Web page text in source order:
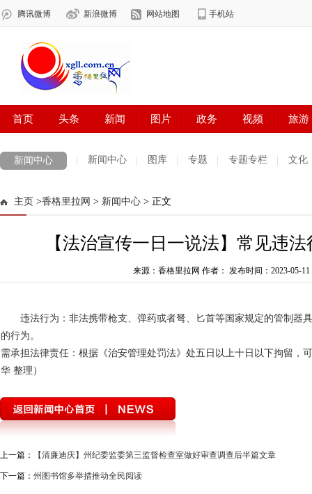
新闻中心 新闻中心 图库 专题 专题专栏 文化
法治迪庆
主页 >香格里拉网 > 新闻中心 > 正文
【法治宣传一日一说法】常见违
来源：香格里拉网 作者： 发布时间：2023-05-11
违法行为：非法携带枪支、弹药或者弩、匕首等国家规定的管制器
的行为。
需承担法律责任：根据《治安管理处罚法》处五日以上十日以下拘留，
华 整理）
上一篇： 【清廉迪庆】州纪委监委第三监督检查室做好审查调查后半篇文章
下一篇： 州图书馆多举措推动全民阅读